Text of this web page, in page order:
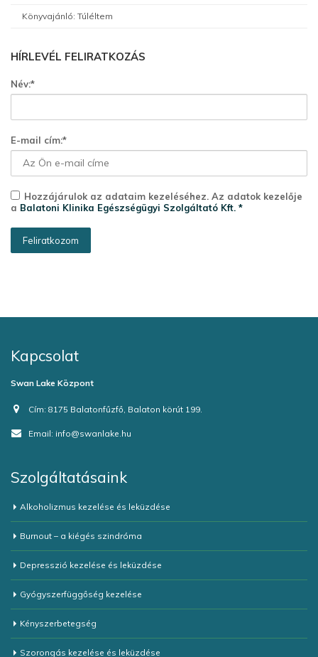
Könyvajánló: Túléltem
HÍRLEVÉL FELIRATKOZÁS
Név:*
E-mail cím:*
Hozzájárulok az adataim kezeléséhez. Az adatok kezelője
a Balatoni Klinika Egészségügyi Szolgáltató Kft. *
Kapcsolat
Swan Lake Központ
Cím: 8175 Balatonfűzfő, Balaton körút 199.
Email: info@swanlake.hu
Szolgáltatásaink
Alkoholizmus kezelése és leküzdése
Burnout – a kiégés szindróma
Depresszió kezelése és leküzdése
Gyógyszerfüggőség kezelése
Kényszerbetegség
Szorongás kezelése és leküzdése